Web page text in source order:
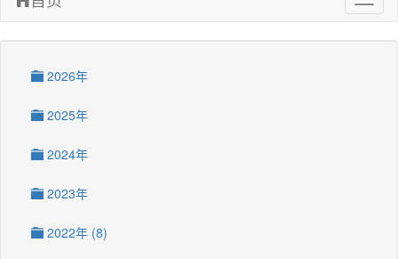
2026年
2025年
2024年
2023年
2022年 (8)